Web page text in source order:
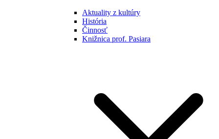
Aktuality z kultúry
História
Činnosť
Knižnica prof. Pasiara